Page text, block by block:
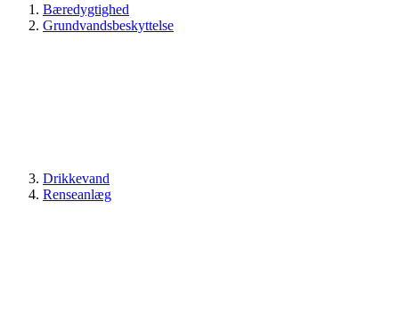
Bæredygtighed
Grundvandsbeskyttelse
Drikkevand
Renseanlæg